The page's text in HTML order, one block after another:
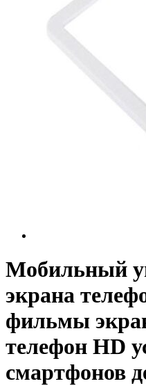
Мобильный
экрана
фильмы
телефон HD
смартфонов